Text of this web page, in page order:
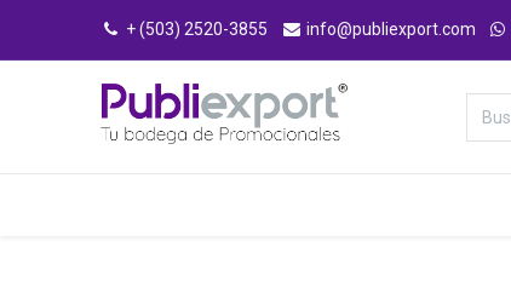
+ (503) 2520-3855 info@publiexport.com